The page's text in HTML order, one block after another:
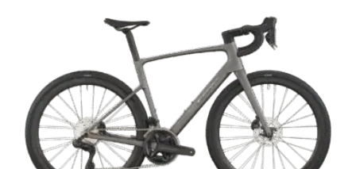
kan
gekozen
worden
op
de
productpagina